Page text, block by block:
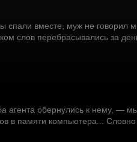
вместе, муж не говорил
слов перебрасывались за
агента обернулись к нему, —
в памяти компьютера...